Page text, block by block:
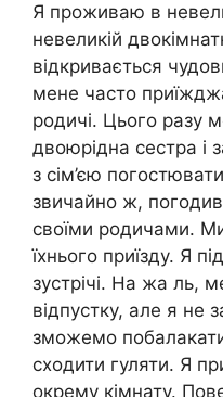
Я проживаю в
невеликій
відкривається
мене часто
родичі. Цього разу
двоюрідна сестра і
з сім’єю
звичайно ж,
своїми родичами.
їхнього приїзду. Я
зустрічі. На жа ль,
відпустку, але я не
зможемо
сходити гуляти. Я
окрему кімнату.